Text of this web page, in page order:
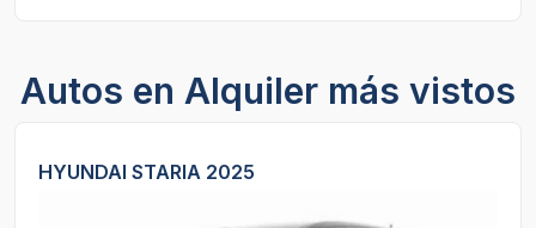
Autos en Alquiler más vistos
HYUNDAI STARIA 2025